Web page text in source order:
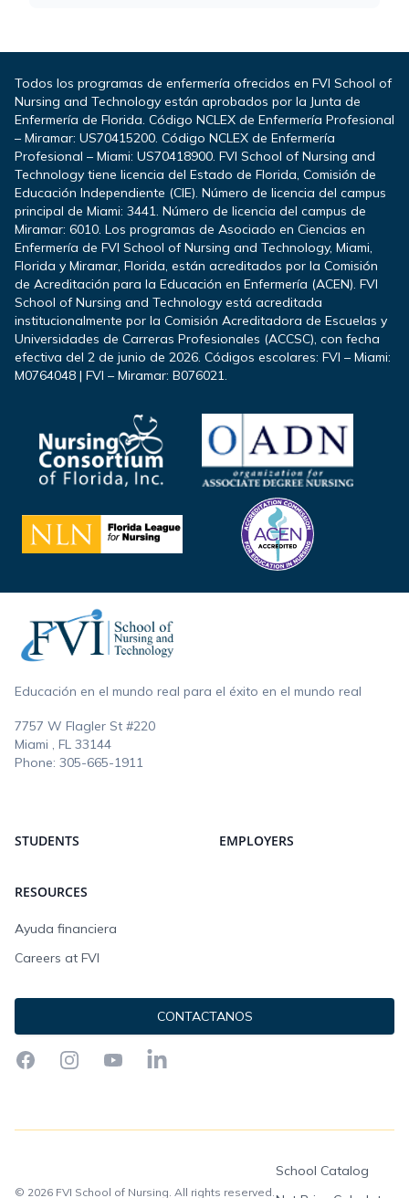
Todos los programas de enfermería ofrecidos en FVI School of
Nursing and Technology están aprobados por la Junta de
Enfermería de Florida. Código NCLEX de Enfermería Profesional
– Miramar: US70415200. Código NCLEX de Enfermería
Profesional – Miami: US70418900. FVI School of Nursing and
Technology tiene licencia del Estado de Florida, Comisión de
Educación Independiente (CIE). Número de licencia del campus
principal de Miami: 3441. Número de licencia del campus de
Miramar: 6010. Los programas de Asociado en Ciencias en
Enfermería de FVI School of Nursing and Technology, Miami,
Florida y Miramar, Florida, están acreditados por la Comisión
de Acreditación para la Educación en Enfermería (ACEN). FVI
School of Nursing and Technology está acreditada
institucionalmente por la Comisión Acreditadora de Escuelas y
Universidades de Carreras Profesionales (ACCSC), con fecha
efectiva del 2 de junio de 2026. Códigos escolares: FVI – Miami:
M0764048 | FVI – Miramar: B076021.
Educación en el mundo real para el éxito en el mundo real
7757 W Flagler St #220
Miami , FL 33144
Phone: 305-665-1911
STUDENTS EMPLOYERS
RESOURCES
Ayuda financiera
Careers at FVI
CONTACTANOS
FacebookInstagramYouTubeLinkedIn
© 2026 FVI School of Nursing. All rights reserved.
School Catalog